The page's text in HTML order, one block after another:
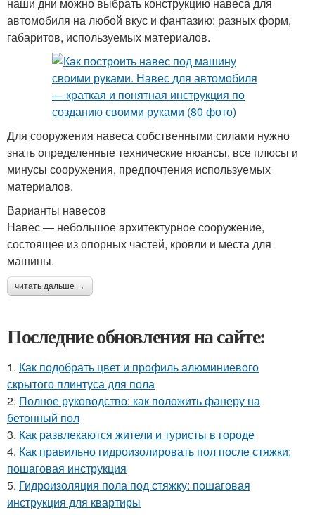
наши дни можно выбрать конструкцию навеса для
автомобиля на любой вкус и фантазию: разных форм,
габаритов, используемых материалов.
Для сооружения навеса собственными силами нужно
знать определенные технические нюансы, все плюсы и
минусы сооружения, предпочтения используемых
материалов.
Варианты навесов
Навес — небольшое архитектурное сооружение,
состоящее из опорных частей, кровли и места для
машины.
читать дальше →
Последние обновления на сайте:
1. Как подобрать цвет и профиль алюминиевого
скрытого плинтуса для пола
2. Полное руководство: как положить фанеру на
бетонный пол
3. Как развлекаются жители и туристы в городе
4. Как правильно гидроизолировать пол после стяжки:
пошаговая инструкция
5. Гидроизоляция пола под стяжку: пошаговая
инструкция для квартиры